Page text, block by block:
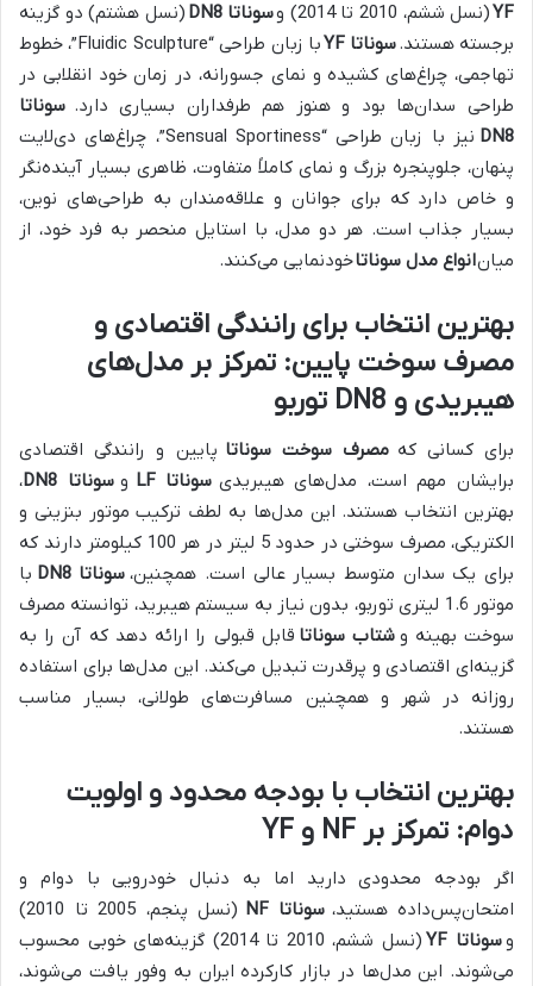
YF(نسل ششم، 2010 تا 2014) و سوناتا DN8
(نسل هشتم) دو گزینه
برجسته هستند.سوناتا YF
با زبان طراحی “Fluidic Sculpture”، خطوط
تهاجمی، چراغ‌های کشیده و نمای جسورانه، در زمان خود انقلابی در
طراحی سدان‌ها بود و هنوز هم طرفداران بسیاری دارد. سوناتا
DN8
نیز با زبان طراحی “Sensual Sportiness”، چراغ‌های دی‌لایت
پنهان، جلوپنجره بزرگ و نمای کاملاً متفاوت، ظاهری بسیار آینده‌نگر
و خاص دارد که برای جوانان و علاقه‌مندان به طراحی‌های نوین،
بسیار جذاب است. هر دو مدل، با استایل منحصر به فرد خود، از
میانانواع مدل سوناتاخودنمایی می‌کنند.
بهترین انتخاب برای رانندگی اقتصادی و
مصرف سوخت پایین: تمرکز بر مدل‌های
هیبریدی و DN8 توربو
برای کسانی که مصرف سوخت سوناتا پایین و رانندگی اقتصادی
برایشان مهم است، مدل‌های هیبریدی سوناتا LF و سوناتا DN8
،
بهترین انتخاب هستند. این مدل‌ها به لطف ترکیب موتور بنزینی و
الکتریکی، مصرف سوختی در حدود 5 لیتر در هر 100 کیلومتر دارند که
برای یک سدان متوسط بسیار عالی است. همچنین، سوناتا DN8
با
موتور 1.6 لیتری توربو، بدون نیاز به سیستم هیبرید، توانسته مصرف
سوخت بهینه و شتاب سوناتا قابل قبولی را ارائه دهد که آن را به
گزینه‌ای اقتصادی و پرقدرت تبدیل می‌کند. این مدل‌ها برای استفاده
روزانه در شهر و همچنین مسافرت‌های طولانی، بسیار مناسب
هستند.
بهترین انتخاب با بودجه محدود و اولویت
دوام: تمرکز بر NF و YF
اگر بودجه محدودی دارید اما به دنبال خودرویی با دوام و
امتحان‌پس‌داده هستید، سوناتا NF
(نسل پنجم، 2005 تا 2010)
وسوناتا YF
(نسل ششم، 2010 تا 2014) گزینه‌های خوبی محسوب
می‌شوند. این مدل‌ها در بازار کارکرده ایران به وفور یافت می‌شوند،